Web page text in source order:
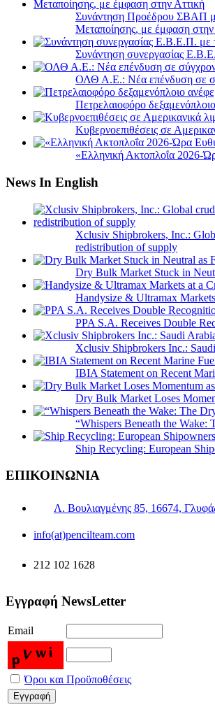
Συνάντηση Προέδρου ΣΒΑΠ με
Μεταποίησης, με έμφαση στην
Συνάντηση συνεργασίας
ΟΛΘ Α.Ε.: Νέα επένδυση σε
Πετρελαιοφόρο
Κυβερνοεπιθέσεις σε
«Ελληνική Ακτοπλοΐα 2026-
News In English
Xclusiv Shipbrokers, Inc.:
redistribution of supply
Dry Bulk Market Stuck in
Handysize & Ultramax
PPA S.A. Receives Double
Xclusiv Shipbrokers Inc.:
IBIA Statement on Recent
Dry Bulk Market Loses
“Whispers Beneath the
Ship Recycling: European
ΕΠΙΚΟΙΝΩΝΙΑ
Λ. Βουλιαγμένης 85, 16674,
info(at)pencilteam.com
212 102 1628
Εγγραφή NewsLetter
Email
Όροι και Προϋποθέσεις